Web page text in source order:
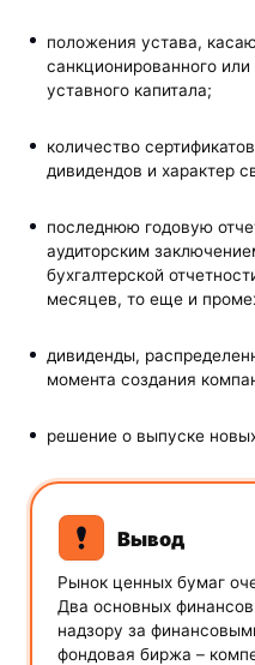
положения устава,
санкционированного
уставного капитала;
количество
дивидендов и характер
последнюю годовую
аудиторским
бухгалтерской
месяцев, то еще и
дивиденды,
момента создания
решение о выпуске
Вывод
Рынок ценных бумаг
Два основных
надзору за
фондовая биржа –